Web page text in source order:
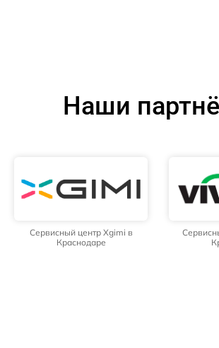
Наши
Сервисный центр Xgimi в
Краснодаре